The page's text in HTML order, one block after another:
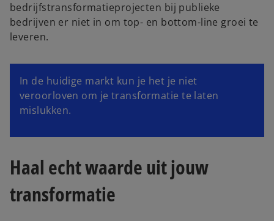
bedrijfstransformatieprojecten bij publieke
bedrijven er niet in om top- en bottom-line groei te
leveren.
In de huidige markt kun je het je niet
veroorloven om je transformatie te laten
mislukken.
Haal echt waarde uit jouw
transformatie